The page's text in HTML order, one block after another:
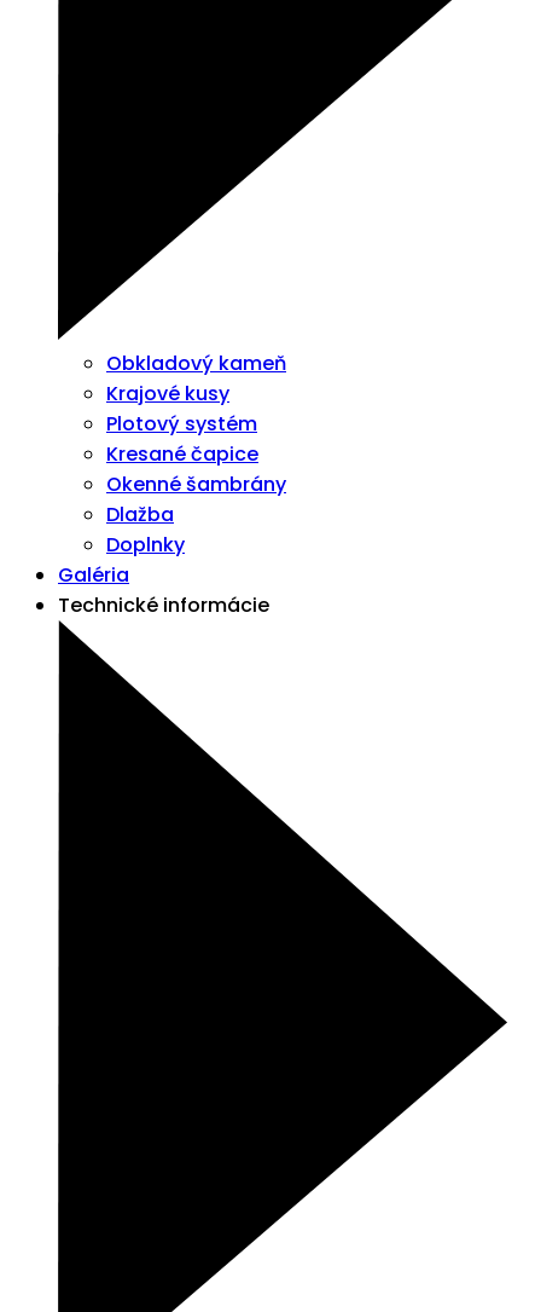
Obkladový kameň
Krajové kusy
Plotový systém
Kresané čapice
Okenné šambrány
Dlažba
Doplnky
Galéria
Technické informácie